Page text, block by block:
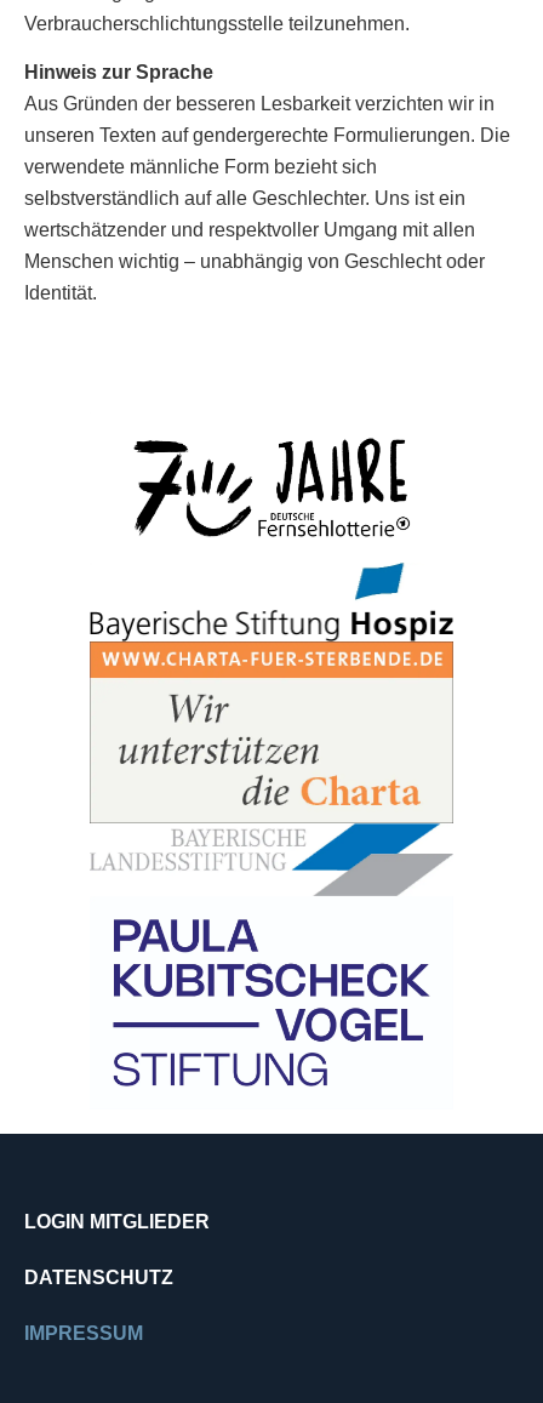
Verbraucherschlichtungsstelle teilzunehmen.
Hinweis zur Sprache
Aus Gründen der besseren Lesbarkeit verzichten wir in
unseren Texten auf gendergerechte Formulierungen. Die
verwendete männliche Form bezieht sich
selbstverständlich auf alle Geschlechter. Uns ist ein
wertschätzender und respektvoller Umgang mit allen
Menschen wichtig – unabhängig von Geschlecht oder
Identität.
LOGIN MITGLIEDER
DATENSCHUTZ
IMPRESSUM